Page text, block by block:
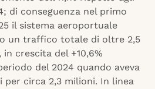
di conseguenza nel primo
il sistema aeroportuale
un traffico totale di oltre 2,5
crescita del +10,6%
del 2024 quando aveva
per circa 2,3 milioni. In linea